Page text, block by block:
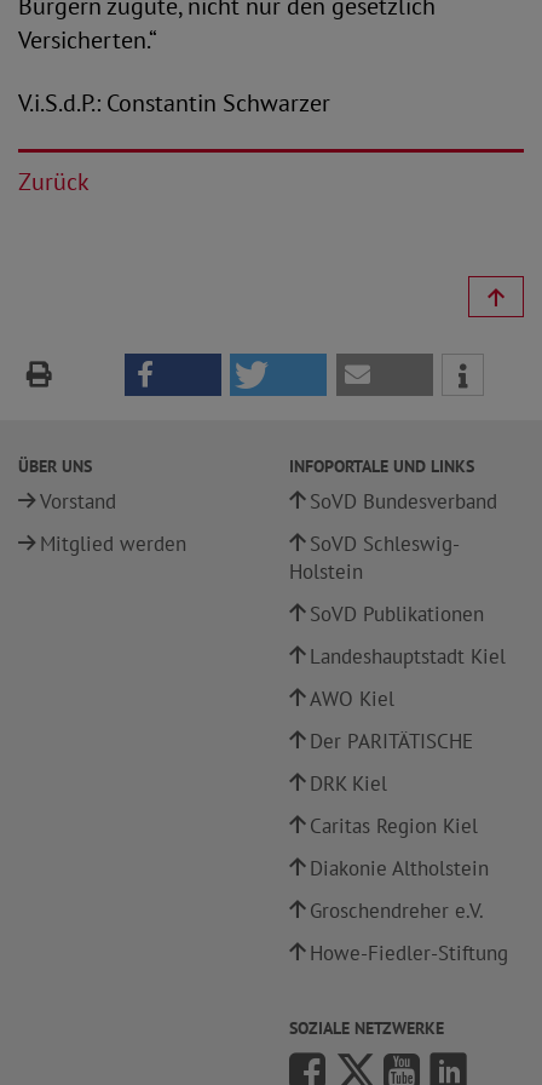
Versicherten.“
V.i.S.d.P.: Constantin Schwarzer
Zurück
ÜBER UNS
Vorstand
Mitglied werden
INFOPORTALE UND LINKS
SoVD Bundesverband
SoVD Schleswig-
Holstein
SoVD Publikationen
Landeshauptstadt Kiel
AWO Kiel
Der PARITÄTISCHE
DRK Kiel
Caritas Region Kiel
Diakonie Altholstein
Groschendreher e.V.
Howe-Fiedler-Stiftung
SOZIALE NETZWERKE